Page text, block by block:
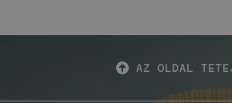
AZ OLDAL